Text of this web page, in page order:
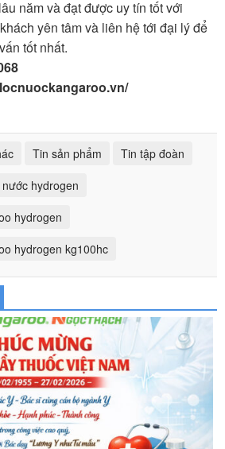
năm và đạt được uy tín tốt với
yên tâm và liên hệ tới đại lý để
tốt nhất.
Tin sản phẩm
Tin tập đoàn
hydrogen
hydrogen
hydrogen kg100hc